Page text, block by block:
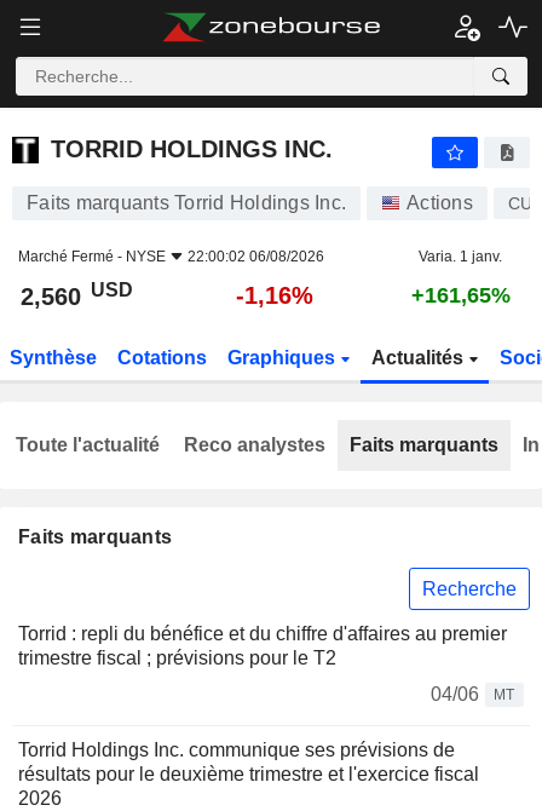
TORRID HOLDINGS INC.
TORRID HOLDINGS INC.
Faits marquants Torrid Holdings Inc. Actions
Marché Fermé - NYSE 22:00:02 06/08/2026 Varia. 1 janv.
2,560 USD -1,16% +161,65%
Synthèse Cotations Graphiques Actualités
Faits marquants
Recherche
Torrid : repli du bénéfice et du chiffre d'affaires au premier
trimestre fiscal ; prévisions pour le T2
04/06
MT
Torrid Holdings Inc. communique ses prévisions de
résultats pour le deuxième trimestre et l'exercice fiscal
2026
Toute l'actualité Reco analystes Faits marquants